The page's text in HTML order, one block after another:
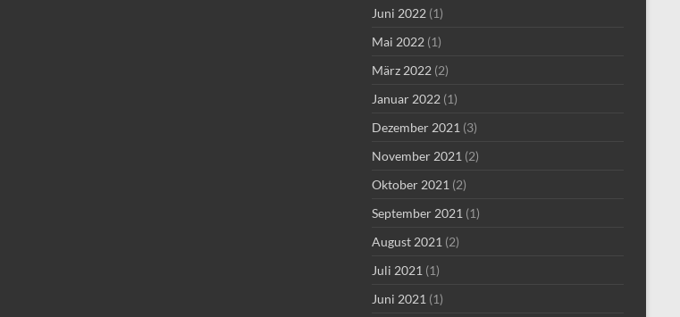
Juni 2022 (1)
Mai 2022 (1)
März 2022 (2)
Januar 2022 (1)
Dezember 2021 (3)
November 2021 (2)
Oktober 2021 (2)
September 2021 (1)
August 2021 (2)
Juli 2021 (1)
Juni 2021 (1)